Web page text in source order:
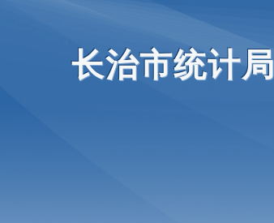
长治市统计局